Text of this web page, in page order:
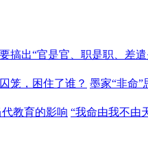
搞出“官是官、职是职、差
笼，困住了谁？ 墨家“非命”
教育的影响 “我命由我不由